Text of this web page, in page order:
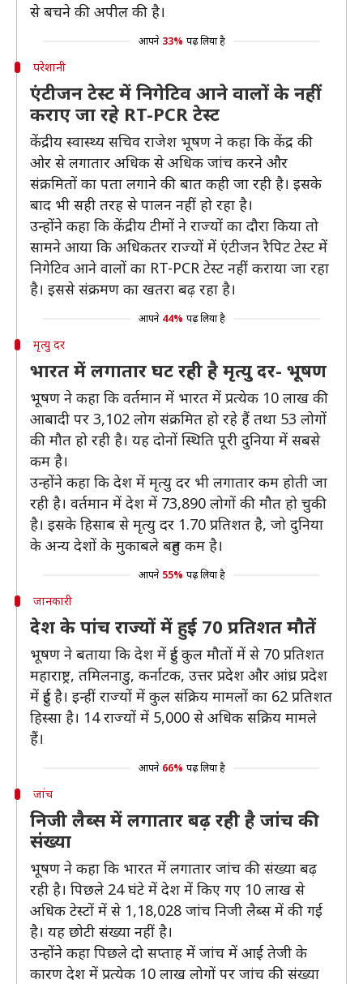
से बचने की अपील की है।
आपने 33% पढ़ लिया है
परेशानी
एंटीजन टेस्ट में निगेटिव आने वालों के नहीं
कराए जा रहे RT-PCR टेस्ट
केंद्रीय स्वास्थ्य सचिव राजेश भूषण ने कहा कि केंद्र की
ओर से लगातार अधिक से अधिक जांच करने और
संक्रमितों का पता लगाने की बात कही जा रही है। इसके
बाद भी सही तरह से पालन नहीं हो रहा है।
उन्होंने कहा कि केंद्रीय टीमों ने राज्यों का दौरा किया तो
सामने आया कि अधिकतर राज्यों में एंटीजन रैपिट टेस्ट में
निगेटिव आने वालों का RT-PCR टेस्ट नहीं कराया जा रहा
है। इससे संक्रमण का खतरा बढ़ रहा है।
आपने 44% पढ़ लिया है
मृत्यु दर
भारत में लगातार घट रही है मृत्यु दर- भूषण
भूषण ने कहा कि वर्तमान में भारत में प्रत्येक 10 लाख की
आबादी पर 3,102 लोग संक्रमित हो रहे हैं तथा 53 लोगों
की मौत हो रही है। यह दोनों स्थिति पूरी दुनिया में सबसे
कम है।
उन्होंने कहा कि देश में मृत्यु दर भी लगातार कम होती जा
रही है। वर्तमान में देश में 73,890 लोगों की मौत हो चुकी
है। इसके हिसाब से मृत्यु दर 1.70 प्रतिशत है, जो दुनिया
के अन्य देशों के मुकाबले बहुत कम है।
आपने 55% पढ़ लिया है
जानकारी
देश के पांच राज्यों में हुई 70 प्रतिशत मौतें
भूषण ने बताया कि देश में हुई कुल मौतों में से 70 प्रतिशत
महाराष्ट्र, तमिलनाडु, कर्नाटक, उत्तर प्रदेश और आंध्र प्रदेश
में हुई है। इन्हीं राज्यों में कुल संक्रिय मामलों का 62 प्रतिशत
हिस्सा है। 14 राज्यों में 5,000 से अधिक सक्रिय मामले
हैं।
आपने 66% पढ़ लिया है
जांच
निजी लैब्स में लगातार बढ़ रही है जांच की
संख्या
भूषण ने कहा कि भारत में लगातार जांच की संख्या बढ़
रही है। पिछले 24 घंटे में देश में किए गए 10 लाख से
अधिक टेस्टों में से 1,18,028 जांच निजी लैब्स में की गई
है। यह छोटी संख्या नहीं है।
उन्होंने कहा पिछले दो सप्ताह में जांच में आई तेजी के
कारण देश में प्रत्येक 10 लाख लोगों पर जांच की संख्या